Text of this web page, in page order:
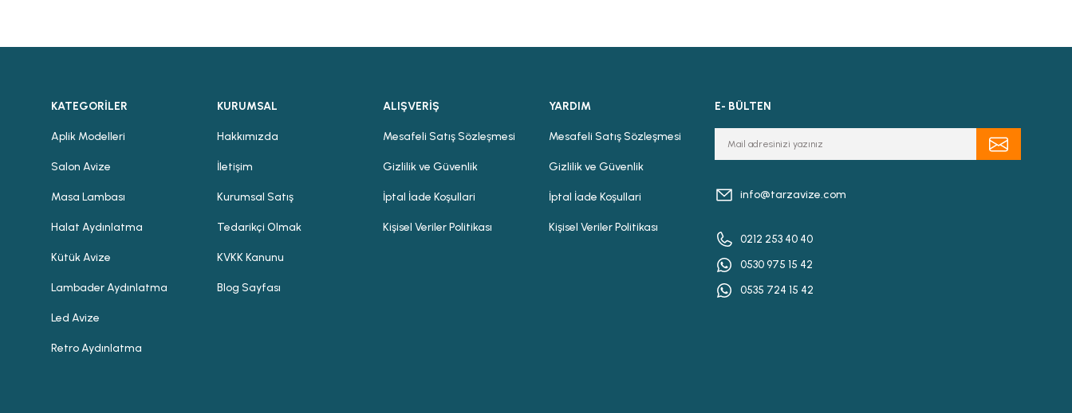
KATEGORİLER
Aplik Modelleri
Salon Avize
Masa Lambası
Halat Aydınlatma
Kütük Avize
Lambader Aydınlatma
Led Avize
Retro Aydınlatma
KURUMSAL
Hakkımızda
İletişim
Kurumsal Satış
Tedarikçi Olmak
KVKK Kanunu
Blog Sayfası
ALIŞVERİŞ
Mesafeli Satış Sözleşmesi
Gizlilik ve Güvenlik
İptal İade Koşullari
Kişisel Veriler Politikası
YARDIM
Mesafeli Satış Sözleşmesi
Gizlilik ve Güvenlik
İptal İade Koşullari
Kişisel Veriler Politikası
E- BÜLTEN
info@tarzavize.com
0212 253 40 40
0530 975 15 42
0535 724 15 42